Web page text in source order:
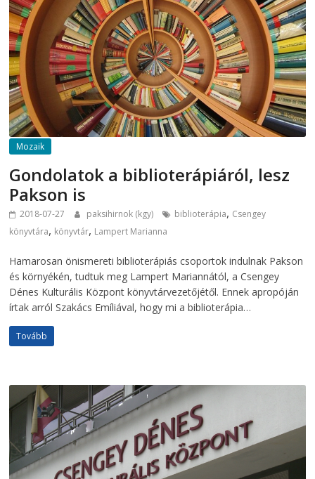
Mozaik
Gondolatok a biblioterápiáról, lesz
Pakson is
2018-07-27 paksihirnok (kgy) biblioterápia, Csengey
könyvtára, könyvtár, Lampert Marianna
Hamarosan önismereti biblioterápiás csoportok indulnak Pakson
és környékén, tudtuk meg Lampert Mariannától, a Csengey
Dénes Kulturális Központ könyvtárvezetőjétől. Ennek apropóján
írtak arról Szakács Emíliával, hogy mi a biblioterápia…
Tovább